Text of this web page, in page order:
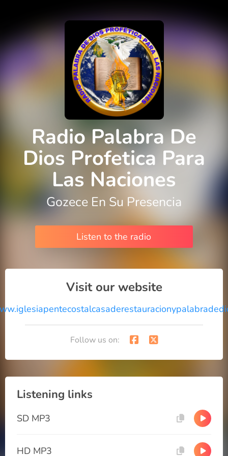
Radio Palabra De
Dios Profetica Para
Las Naciones
Gozece En Su Presencia
Listen to the radio
Visit our website
Follow us on:
Listening links
SD MP3
HD MP3